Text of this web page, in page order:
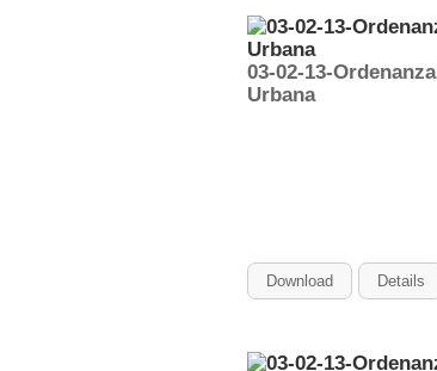
03-02-13-
Urbana
Download Details